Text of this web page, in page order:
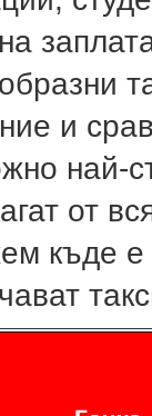
и
най-
от
къде е